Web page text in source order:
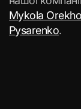
Mykola
Pysarenko.